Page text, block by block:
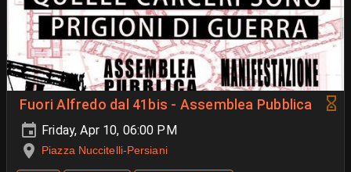
Fuori Alfredo dal 41bis - Assemblea Pubblica
Friday, Apr 10, 06:00 PM
Piazza Nuccitelli-Persiani